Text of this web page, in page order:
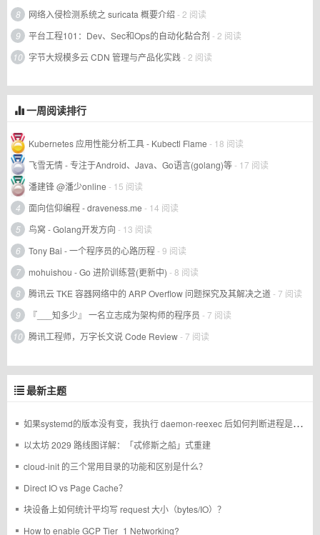
8
网络入侵检测系统之 suricata 概要介绍 - 2 阅读
9
平台工程101：Dev、Sec和Ops的自动化黏合剂 - 2 阅读
10 字节大规模多云 CDN 管理与产品化实践 - 2 阅读
一周阅读排行
Kubernetes 应用性能分析工具 - Kubectl Flame - 18 阅读
飞雪无情 - 专注于Android、Java、Go语言(golang)等- 17 阅读
潘建锋 @潘少online - 15 阅读
4
面向信仰编程 - draveness.me - 14 阅读
5
鸟窝 - Golang开发方向 - 13 阅读
6
Tony Bai - 一个程序员的心路历程- 9 阅读
7
mohuishou - Go 进阶训练营(更新中) - 8 阅读
8
腾讯云 TKE 容器网络中的 ARP Overflow 问题探究及其解决之道- 7 阅读
9
『___知多少』 一名立志成为架构师的程序员 - 7 阅读
10 腾讯工程师，万字长文说 Code Review- 7 阅读
最新主题
如果systemd的版本没有变，我执行 daemon-reexec 后如何判断进程是否重启过
以太坊 2029 路线图详解：「忒修斯之船」式重建
cloud-init 的三个常用目录的功能和区别是什么？
Direct IO vs Page Cache？
块设备上如何统计平均写 request 大小（bytes/IO）？
How to enable GCP Tier_1 Networking?